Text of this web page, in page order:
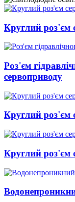
Круглий роз'єм
Роз'єм
сервоприводу
Круглий роз'єм
Круглий роз'єм